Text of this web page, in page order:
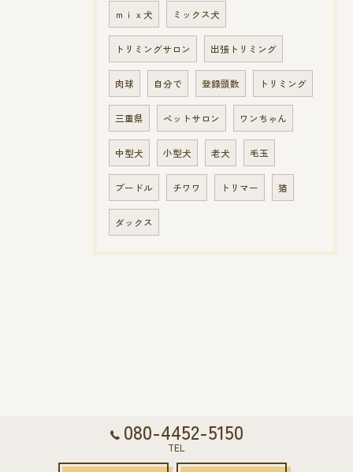
ｍｉｘ犬 ミックス犬
トリミングサロン 出張トリミング
肉球 自分で 登録頭数 トリミング
三重県 ペットサロン ワンちゃん
中型犬 小型犬 老犬 毛玉
プードル チワワ トリマー 猫
ダックス
080-4452-5150
TEL